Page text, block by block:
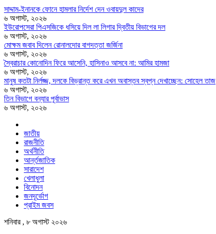
সাদ্দাম-ইনানকে ফোনে হামলার নির্দেশ দেন ওবায়দুল কাদের
৬ অগাস্ট, ২০২৬
ইউরোপসেরা পিএসজিকে ধসিয়ে দিল লা লিগার দ্বিতীয় বিভাগের দল
৬ অগাস্ট, ২০২৬
মোক্ষম জবাব দিলেন রোনালদোর বাগদত্তা জর্জিনা
৬ অগাস্ট, ২০২৬
স্বৈরাচার কোনোদিন ফিরে আসেনি, হাসিনাও আসবে না: আমির হামজা
৬ অগাস্ট, ২০২৬
মানুষ কতটা নির্লজ্জ, দলকে বিভ্রান্ত করে এখন অবাস্তব স্বপ্ন দেখাচ্ছেন: সোহেল তাজ
৬ অগাস্ট, ২০২৬
তিন বিভাগে বন্যার পূর্বাভাস
৬ অগাস্ট, ২০২৬
জাতীয়
রাজনীতি
অর্থনীতি
আর্ন্তজাতিক
সারাদেশ
খেলাধুলা
বিনোদন
জনদূর্ভোগ
প্রাইম জবস
শনিবার , ৮ অগাস্ট ২০২৬